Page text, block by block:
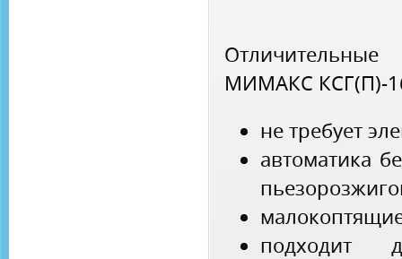
МИМАКС КСГ(П)-
не требует
автоматика
подходит